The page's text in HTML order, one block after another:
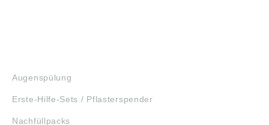
Augenspülung
Erste-Hilfe-Sets / Pflasterspender
Nachfüllpacks